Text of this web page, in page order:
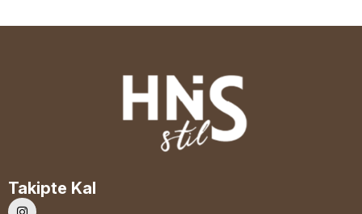
Takipte Kal